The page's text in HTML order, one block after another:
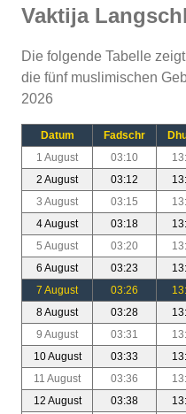
Vaktija
Die folgende Tabelle
die fünf muslimischen
2026
Datum Fadschr
1 August
03:10
2 August
03:12
3 August
03:15
4 August
03:18
5 August
03:20
6 August
03:23
7 August
03:26
8 August
03:28
9 August
03:31
10 August
03:33
11 August
03:36
12 August
03:38